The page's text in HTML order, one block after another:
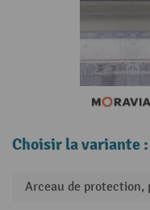
Choisir la variante :